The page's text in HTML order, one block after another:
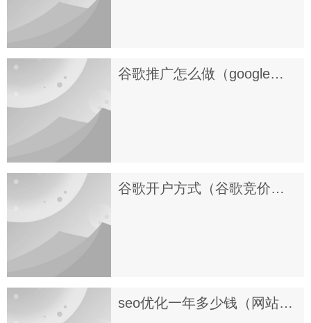
谷歌推广怎么做（google广告运营怎么做？）
谷歌开户方式（谷歌竞价推广如何开户）
seo优化一年多少钱（网站优化怎么收费）